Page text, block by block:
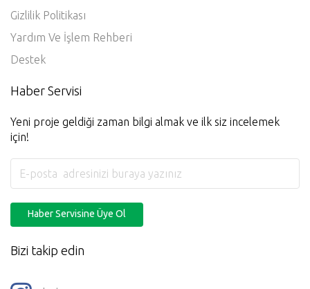
Gizlilik Politikası
Yardım Ve İşlem Rehberi
Destek
Haber Servisi
Yeni proje geldiği zaman bilgi almak ve ilk siz incelemek
için!
Haber Servisine Üye Ol
Bizi takip edin